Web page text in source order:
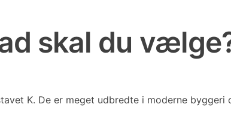
skal du
K. De er meget udbredte i moderne byggeri